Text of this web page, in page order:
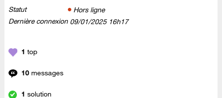
Statut
Hors ligne
Dernière connexion ‎09/01/2025 16h17
1 top
10 messages
1 solution